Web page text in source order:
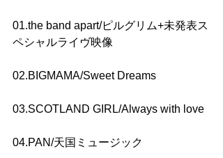
01.the band apart/ピルグリム+未発表ス
ペシャルライヴ映像
02.BIGMAMA/Sweet Dreams
03.SCOTLAND GIRL/Always with love
04.PAN/天国ミュージック